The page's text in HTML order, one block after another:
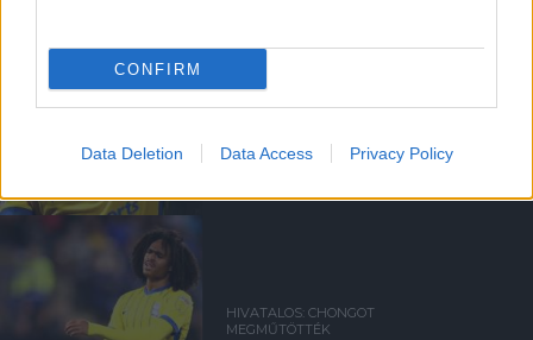
CONFIRM
Data Deletion Data Access Privacy Policy
HIVATALOS: CHONGOT
MEGMŰTÖTTÉK